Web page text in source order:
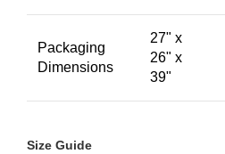
Packaging
Dimensions
27" x
26" x
39"
Size Guide